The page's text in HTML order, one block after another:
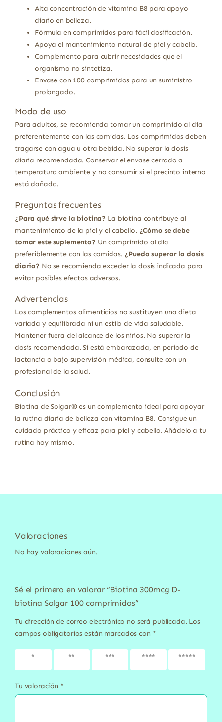
Alta concentración de vitamina B8 para apoyo
diario en belleza.
Fórmula en comprimidos para fácil dosificación.
Apoya el mantenimiento natural de piel y cabello.
Complemento para cubrir necesidades que el
organismo no sintetiza.
Envase con 100 comprimidos para un suministro
prolongado.
Modo de uso
Para adultos, se recomienda tomar un comprimido al día
preferentemente con las comidas. Los comprimidos deben
tragarse con agua u otra bebida. No superar la dosis
diaria recomendada. Conservar el envase cerrado a
temperatura ambiente y no consumir si el precinto interno
está dañado.
Preguntas frecuentes
¿Para qué sirve la biotina? La biotina contribuye al
mantenimiento de la piel y el cabello. ¿Cómo se debe
tomar este suplemento? Un comprimido al día
preferiblemente con las comidas. ¿Puedo superar la dosis
diaria? No se recomienda exceder la dosis indicada para
evitar posibles efectos adversos.
Advertencias
Los complementos alimenticios no sustituyen una dieta
variada y equilibrada ni un estilo de vida saludable.
Mantener fuera del alcance de los niños. No superar la
dosis recomendada. Si está embarazada, en periodo de
lactancia o bajo supervisión médica, consulte con un
profesional de la salud.
Conclusión
Biotina de Solgar® es un complemento ideal para apoyar
la rutina diaria de belleza con vitamina B8. Consigue un
cuidado práctico y eficaz para piel y cabello. Añádelo a tu
rutina hoy mismo.
Valoraciones
No hay valoraciones aún.
Sé el primero en valorar “Biotina 300mcg D-
biotina Solgar 100 comprimidos”
Tu dirección de correo electrónico no será publicada. Los
campos obligatorios están marcados con *
1 de 5
2 de 5
3 de 5
4 de 5
5 de 5
Tu valoración *